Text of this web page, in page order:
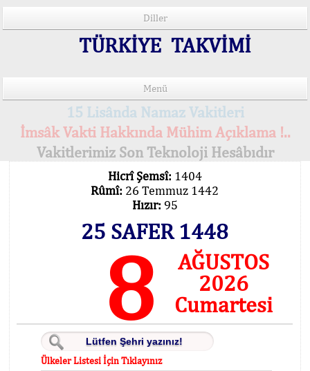
Diller
TÜRKİYE TAKVİMİ
Menü
15 Lisânda Namaz Vakitleri
İmsâk Vakti Hakkında Mühim Açıklama !..
Vakitlerimiz Son Teknoloji Hesâbıdır
Hicrî Şemsî: 1404
Rûmî: 26 Temmuz 1442
Hızır: 95
25 SAFER 1448
8
AĞUSTOS
2026
Cumartesi
Ülkeler Listesi İçin Tıklayınız